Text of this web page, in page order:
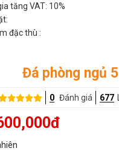
tăng VAT: 10%
đặc thù :
Đá phòng ngủ 5
0 Đánh giá 677